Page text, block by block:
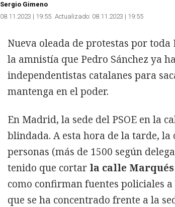
Sergio Gimeno
08.11.2023 | 19:55 Actualizado: 08.11.2023 | 19:55
Nueva oleada de protestas por toda
la amnistía que Pedro Sánchez ya
independentistas catalanes para
mantenga en el poder.
En Madrid, la sede del PSOE en la
blindada. A esta hora de la tarde,
personas (más de 1500 según
tenido que cortar la calle
como confirman fuentes policiales a
que se ha concentrado frente a la